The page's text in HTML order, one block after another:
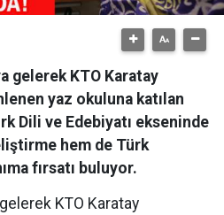
gelerek KTO Karatay
yaz okuluna katılan
Dili ve Edebiyatı ekseninde
hem de Türk
fırsatı buluyor.
gelerek KTO Karatay